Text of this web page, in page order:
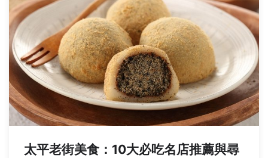
太平老街美食：10大必吃名店推薦與尋